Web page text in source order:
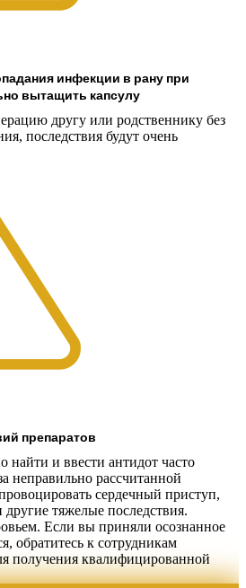
инфекции в рану при
вытащить капсулу
другу или родственнику без
последствия будут очень
препаратов
найти и ввести антидот часто
неправильно рассчитанной
сердечный приступ,
тяжелые последствия.
Если вы приняли осознанное
обратитесь к сотрудникам
получения квалифицированной